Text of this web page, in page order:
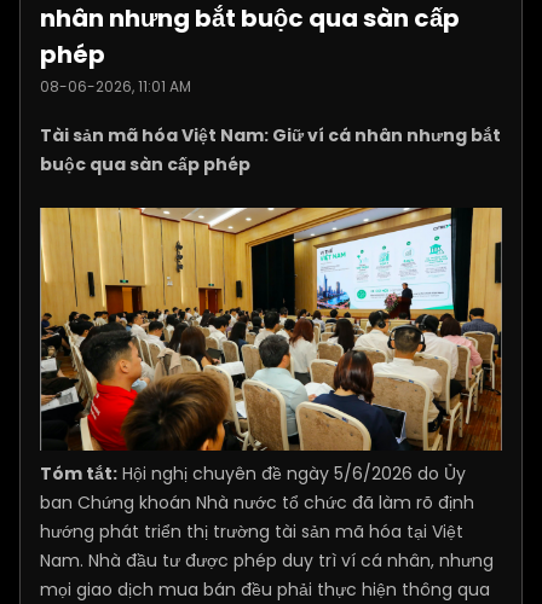
nhân nhưng bắt buộc qua sàn cấp
phép
08-06-2026, 11:01 AM
Tài sản mã hóa Việt Nam: Giữ ví cá nhân nhưng bắt
buộc qua sàn cấp phép
Tóm tắt: Hội nghị chuyên đề ngày 5/6/2026 do Ủy
ban Chứng khoán Nhà nước tổ chức đã làm rõ định
hướng phát triển thị trường tài sản mã hóa tại Việt
Nam. Nhà đầu tư được phép duy trì ví cá nhân, nhưng
mọi giao dịch mua bán đều phải thực hiện thông qua